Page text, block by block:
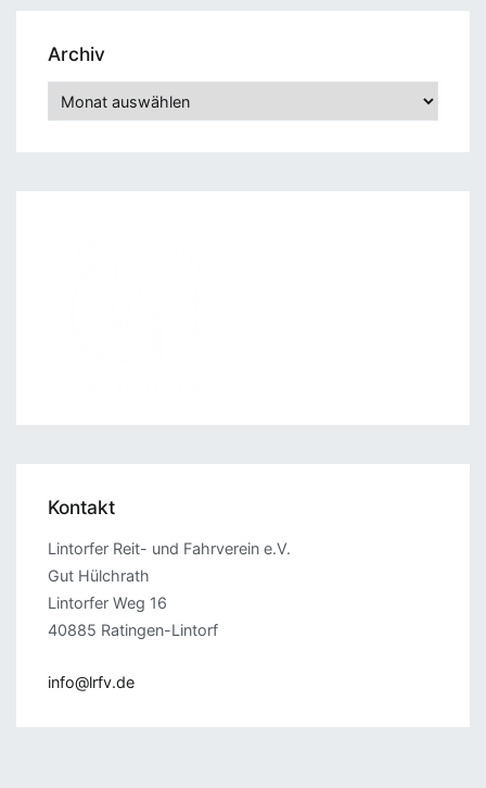
Archiv
Archiv
Kontakt
Lintorfer Reit- und Fahrverein e.V.
Gut Hülchrath
Lintorfer Weg 16
40885 Ratingen-Lintorf
info@lrfv.de